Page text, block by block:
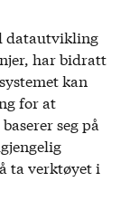
datautvikling
har bidratt
kan
for at
seg på
ta verktøyet i